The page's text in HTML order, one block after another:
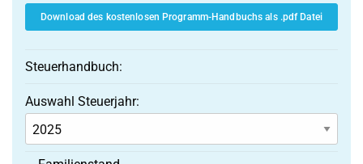
Download des kostenlosen Programm-Handbuchs als .pdf Datei
Steuerhandbuch:
Auswahl Steuerjahr: